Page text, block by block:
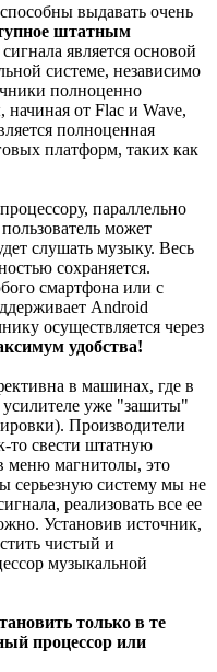
выдавать очень
штатным
является основой
системе, независимо
полноценно
от Flac и Wave,
полноценная
платформ, таких как
параллельно
может
слушать музыку. Весь
сохраняется.
смартфона или с
Android
осуществляется через
удобства!
в машинах, где в
уже "зашиты"
Производители
то свести штатную
меню магнитолы, это
серьезную систему мы не
реализовать все ее
Установив источник,
чистый и
музыкальной
только в те
процессор или